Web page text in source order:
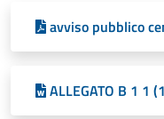
avviso pubblico
ALLEGATO B 1 1